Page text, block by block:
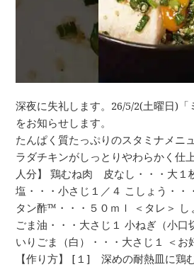
深夜に失礼します。26/5/2(土曜日)
をお知らせします。
たんぱく質たっぷりのスタミナメニ
ラダチキンがしっとりやわらかく仕
人分】 鶏むね肉 皮なし・・・大１
塩・・・小さじ１／４ こしょう・
タン酢™・・・５０ｍｌ ＜タレ＞ し
ごま油・・・大さじ１ 小ねぎ（小口
いりごま（白）・・・大さじ１ ＜お
【作り方】 [１] 深めの耐熱皿に鶏